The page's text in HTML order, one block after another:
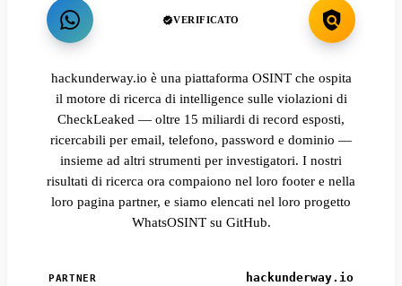
VERIFICATO
hackunderway.io è una piattaforma OSINT che ospita
il motore di ricerca di intelligence sulle violazioni di
CheckLeaked — oltre 15 miliardi di record esposti,
ricercabili per email, telefono, password e dominio —
insieme ad altri strumenti per investigatori. I nostri
risultati di ricerca ora compaiono nel loro footer e nella
loro pagina partner, e siamo elencati nel loro progetto
WhatsOSINT su GitHub.
PARTNER hackunderway.io